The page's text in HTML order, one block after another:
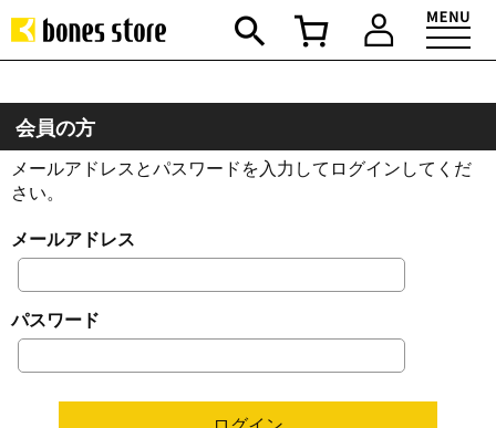
会員の方
メールアドレスとパスワードを入力してログインしてくだ
さい。
メールアドレス
パスワード